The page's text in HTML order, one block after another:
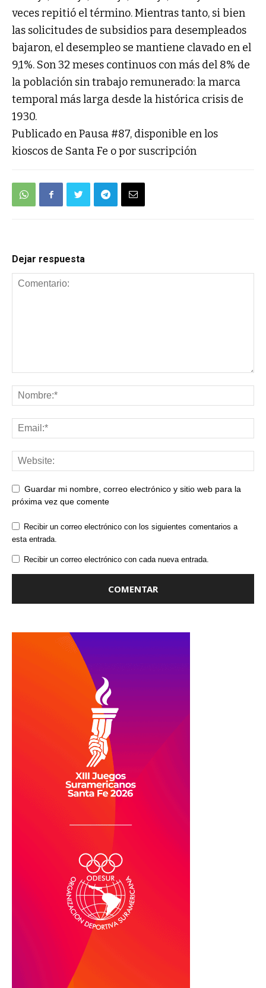
veces repitió el término. Mientras tanto, si bien
las solicitudes de subsidios para desempleados
bajaron, el desempleo se mantiene clavado en el
9,1%. Son 32 meses continuos con más del 8% de
la población sin trabajo remunerado: la marca
temporal más larga desde la histórica crisis de
1930.
Publicado en Pausa #87, disponible en los
kioscos de Santa Fe o por suscripción
Dejar respuesta
Guardar mi nombre, correo electrónico y sitio web para la
próxima vez que comente
Recibir un correo electrónico con los siguientes comentarios a
esta entrada.
Recibir un correo electrónico con cada nueva entrada.